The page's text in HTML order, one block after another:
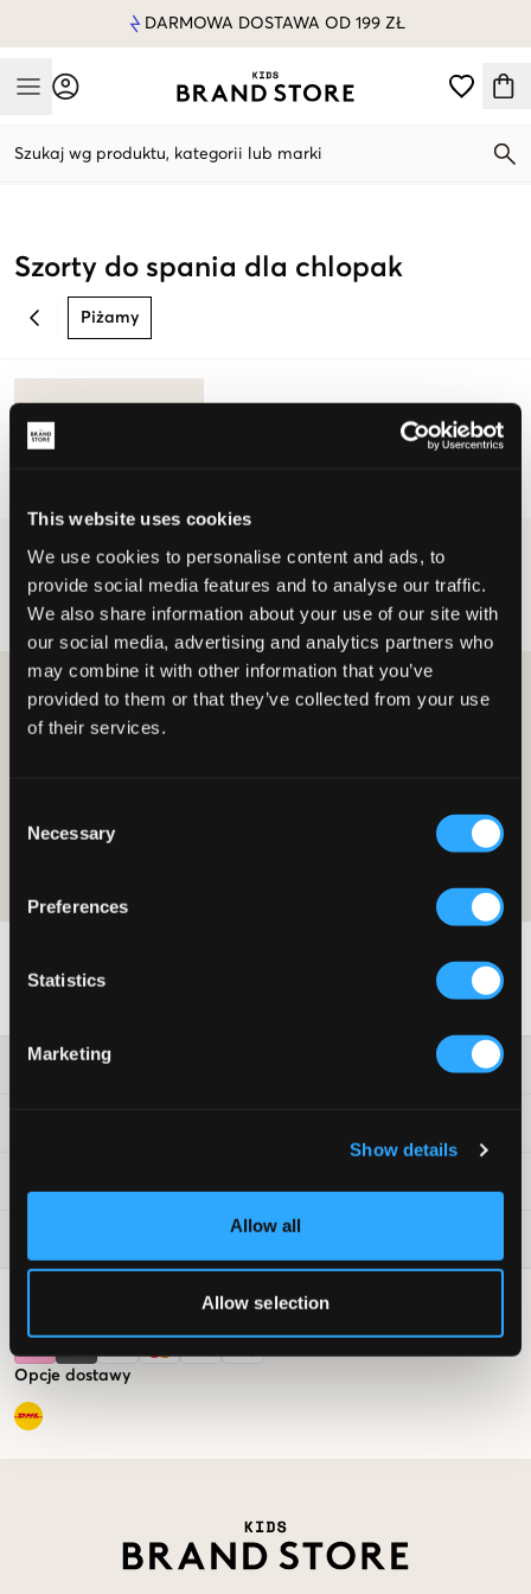
This website uses cookies
We use cookies to personalise content and ads, to
provide social media features and to analyse our traffic.
We also share information about your use of our site with
our social media, advertising and analytics partners who
may combine it with other information that you’ve
provided to them or that they’ve collected from your use
of their services.
Selection
Necessary
Preferences
Statistics
Marketing
Show details
Allow all
Allow selection
DARMOWA DOSTAWA OD 199 ZŁ
Mobile Menu
Szukaj wg produktu, kategorii lub marki
Chłopiec Odzież do spania Szorty do spania
Szorty do spania dla chlopak
Szorty do spania dla chlopak
BACK Piżamy
ZOSTAŃ CZŁONKIEM I OTRZYMAJ 10% ZNIŻKI NA
ZAKUPY!
Oferta jest ważna przy pierwszym zakupie jako członek i w zwykłych
cenach. Zniżki nie można łączyć z innymi ofertami. Aby uzyskać więcej
warunki członkostwa i
Obsługa klienta
Opcje dostawy